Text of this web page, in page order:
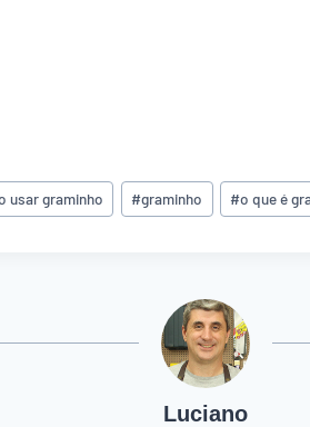
usar graminho #graminho #o que é
Luciano